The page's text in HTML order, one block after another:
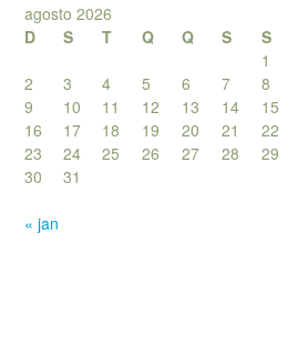
agosto 2026
D
S T Q Q S
S
1
2
3 4 5 6 7
8
9
10 11 12 13 14
15
16
17 18 19 20 21
22
23
24 25 26 27 28
29
30
31
« jan